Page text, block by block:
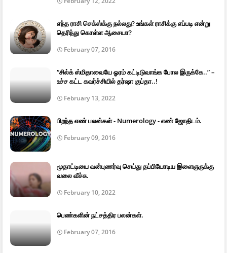
எந்த ராசி செக்ஸ்க்கு நல்லது? உங்கள் ராசிக்கு எப்படி என்று
தெரிந்து கொள்ள ஆசையா?
February 07, 2016
“சில்க் ஸ்மிதாவையே ஓரம் கட்டிடுவாங்க போல இருக்கே..” –
உச்ச கட்ட கவர்ச்சியில் தர்ஷா குப்தா..!
February 13, 2022
பிறந்த எண் பலன்கள் - Numerology - எண் ஜோதிடம்.
February 09, 2016
மூதாட்டியை வன்புணர்வு செய்து தப்பியோடிய இளைஞருக்கு
வலை வீச்சு.
February 10, 2022
பெண்களின் நட்சத்திர பலன்கள்.
February 07, 2016